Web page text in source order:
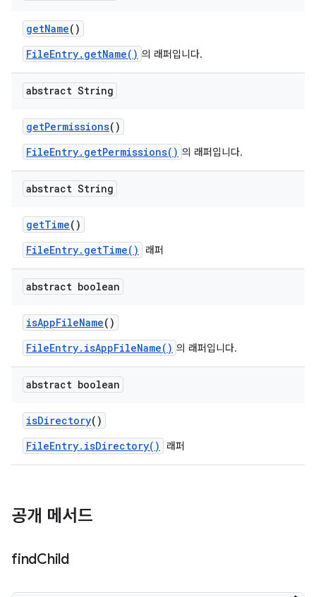
getName()
FileEntry.getName() 의 래퍼입니다.
abstract String
getPermissions()
FileEntry.getPermissions() 의 래퍼입니다.
abstract String
getTime()
FileEntry.getTime()
래퍼
abstract boolean
isAppFileName()
FileEntry.isAppFileName() 의 래퍼입니다.
abstract boolean
isDirectory()
FileEntry.isDirectory()
래퍼
공개 메서드
findChild